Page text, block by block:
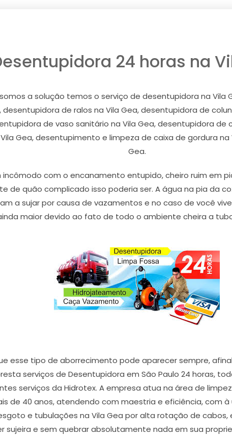
24 horas na
a solução temos o serviço de desentupidora na Vila
de ralos na Vila Gea, desentupidora de
de vaso sanitário na Vila Gea, desentupidora de
Gea, desentupimento e limpeza de caixa de gordura
Gea.
com o encanamento entupido, cheiro ruim em
de quão complicado isso poderia ser. A água na pia da
a sujar por causa de vazamentos e no caso de você
maior devido ao fato de todo o ambiente cheira a
esse tipo de aborrecimento pode aparecer sempre,
serviços de Desentupidora em São Paulo 24 horas,
serviços da Hidrotex. A empresa atua na área de
de 40 anos, atendendo com maestria e eficiência, com
e tubulações na Vila Gea por alta rotação de cabos,
sujeira e sem quebrar absolutamente nada em sua